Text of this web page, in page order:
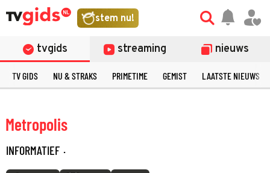
stem nu!
tvgids streaming nieuws
TV GIDS NU & STRAKS PRIMETIME GEMIST LAATSTE NIEUWS
Metropolis
INFORMATIEF ·